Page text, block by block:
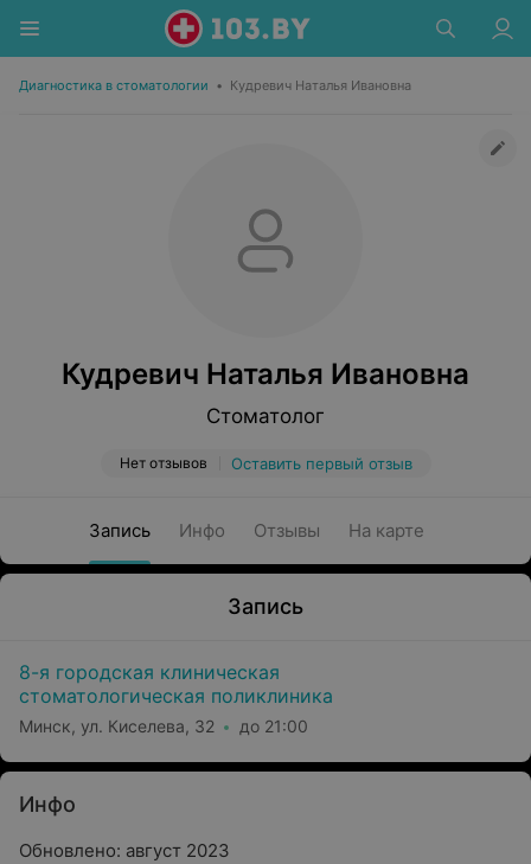
Диагностика в стоматологии • Кудревич Наталья Ивановна
Кудревич Наталья Ивановна
Стоматолог
Нет отзывов Оставить первый отзыв
Запись Инфо Отзывы На карте
Запись
8-я городская клиническая
стоматологическая поликлиника
Минск, ул. Киселева, 32 до 21:00
Инфо
Обновлено: август 2023